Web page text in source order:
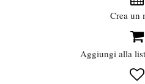
Crea un
Aggiungi alla